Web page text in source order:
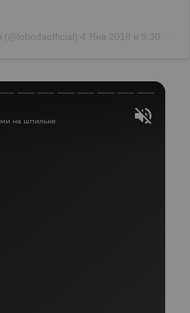
(@lobodaofficial) 4 Янв 2018 в 9:30 PST